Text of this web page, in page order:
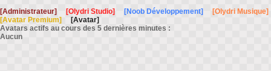
[Administrateur]
[Olydri Studio] [Noob Développement]
[Olydri Musique]
[Avatar Premium]
[Avatar]
Avatars actifs au cours des 5 dernières minutes :
Aucun